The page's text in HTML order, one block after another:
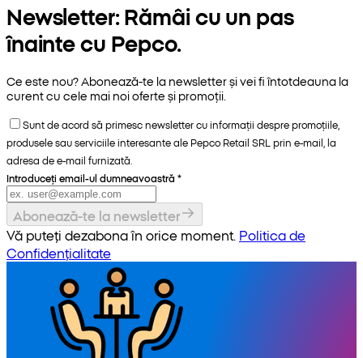
Newsletter: Rămâi cu un pas
înainte cu Pepco.
Ce este nou? Abonează-te la newsletter și vei fi întotdeauna la
curent cu cele mai noi oferte și promoții.
Sunt de acord să primesc newsletter cu informații despre promoțiile,
produsele sau serviciile interesante ale Pepco Retail SRL prin e-mail, la
adresa de e-mail furnizată.
Introduceți email-ul dumneavoastră *
Abonează-te la newsletter
Vă puteți dezabona în orice moment. Politica de
Confidențialitate